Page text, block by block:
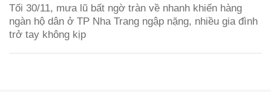
Tối 30/11, mưa lũ bất ngờ tràn về nhanh khiến hàng
ngàn hộ dân ở TP Nha Trang ngập nặng, nhiều gia đình
trở tay không kịp